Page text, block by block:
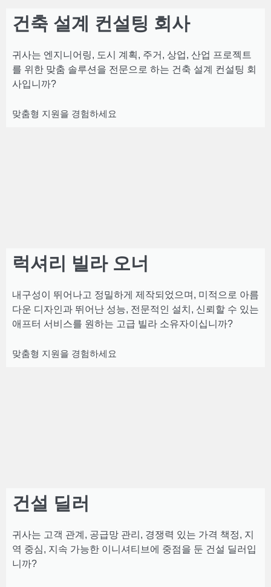
건축 설계 컨설팅 회사
귀사는 엔지니어링, 도시 계획, 주거, 상업, 산업 프로젝트
를 위한 맞춤 솔루션을 전문으로 하는 건축 설계 컨설팅 회
사입니까?
맞춤형 지원을 경험하세요
럭셔리 빌라 오너
내구성이 뛰어나고 정밀하게 제작되었으며, 미적으로 아름
다운 디자인과 뛰어난 성능, 전문적인 설치, 신뢰할 수 있는
애프터 서비스를 원하는 고급 빌라 소유자이십니까?
맞춤형 지원을 경험하세요
건설 딜러
귀사는 고객 관계, 공급망 관리, 경쟁력 있는 가격 책정, 지
역 중심, 지속 가능한 이니셔티브에 중점을 둔 건설 딜러입
니까?